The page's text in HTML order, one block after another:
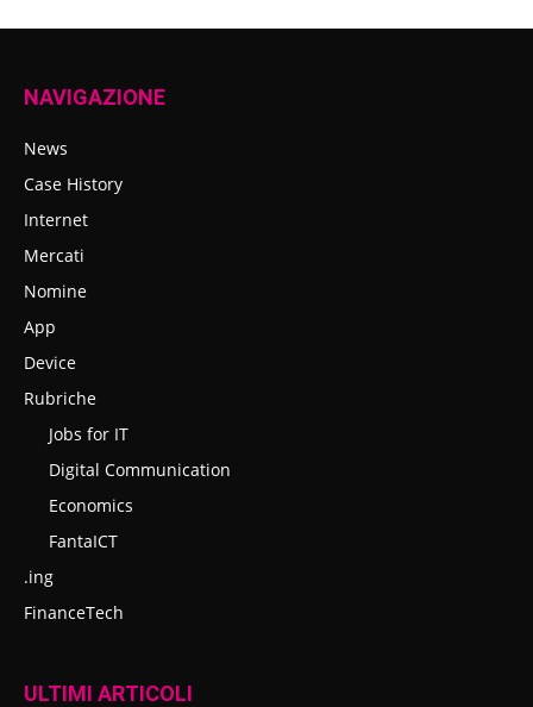
NAVIGAZIONE
News
Case History
Internet
Mercati
Nomine
App
Device
Rubriche
Jobs for IT
Digital Communication
Economics
FantaICT
.ing
FinanceTech
ULTIMI ARTICOLI